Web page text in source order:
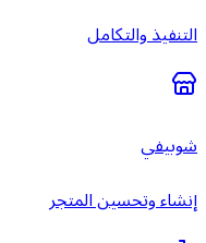
التنفيذ والتكامل
شوبيفي
إنشاء وتحسين المتجر